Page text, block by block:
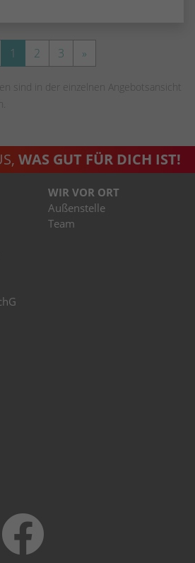
1 2 3 »
sind in der einzelnen Angebotsansicht
WAS GUT FÜR DICH IST!
WIR VOR ORT
Außenstelle
Team